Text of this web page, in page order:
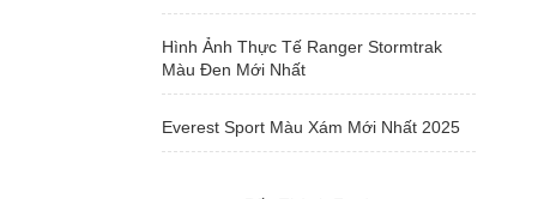
Hình Ảnh Thực Tế Ranger Stormtrak
Màu Đen Mới Nhất
Everest Sport Màu Xám Mới Nhất 2025